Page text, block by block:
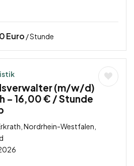
Euro / Stunde
(m/w/d)
– 16,00 € / Stunde
Nordrhein-Westfalen,